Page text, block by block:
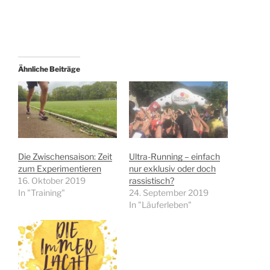
Ähnliche Beiträge
Die Zwischensaison: Zeit
zum Experimentieren
16. Oktober 2019
In "Training"
Ultra-Running – einfach
nur exklusiv oder doch
rassistisch?
24. September 2019
In "Läuferleben"